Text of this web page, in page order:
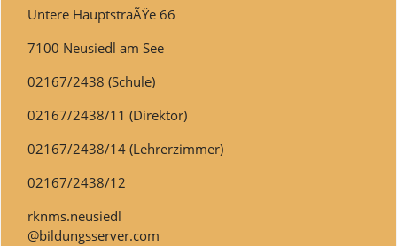
Untere HauptstraÃŸe 66
7100 Neusiedl am See
02167/2438 (Schule)
02167/2438/11 (Direktor)
02167/2438/14 (Lehrerzimmer)
02167/2438/12
rknms.neusiedl
@bildungsserver.com